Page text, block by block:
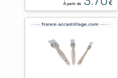
À partir de €